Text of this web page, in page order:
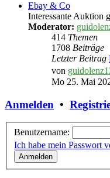
Ebay & Co
Interessante Auktion
Moderator:
414 Themen
1708 Beiträge
Letzter Beitrag
von
Mo 25. Mai
Anmelden •
Benutzername:
Ich habe mein Passwort